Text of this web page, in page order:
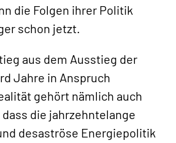
die Folgen ihrer Politik
schon jetzt.
aus dem Ausstieg der
Jahre in Anspruch
gehört nämlich auch
die jahrzehntelange
desaströse Energiepolitik